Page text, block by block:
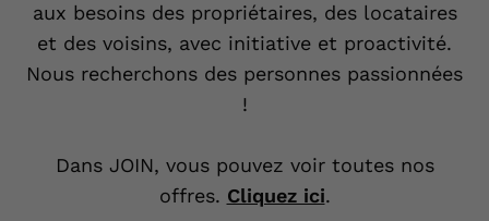
aux besoins des propriétaires, des locataires
et des voisins, avec initiative et proactivité.
Nous recherchons des personnes passionnées
!
Dans JOIN, vous pouvez voir toutes nos
offres. Cliquez ici.